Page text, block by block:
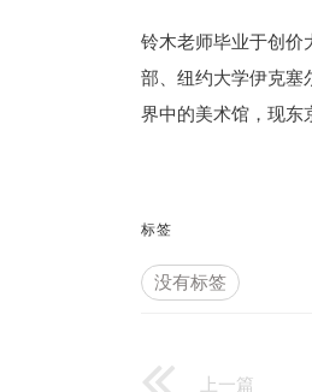
铃木老师毕业于创价
部、纽约大学伊克塞
界中的美术馆，现东
标签
没有标签
上一篇